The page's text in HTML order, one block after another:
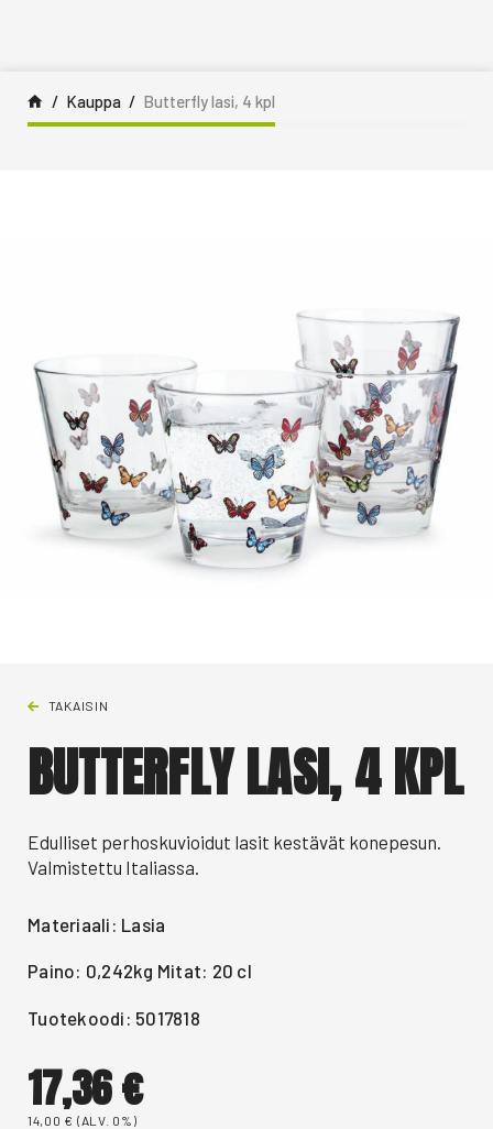
Kauppa Butterfly lasi, 4 kpl
TAKAISIN
BUTTERFLY LASI, 4 KPL
Edulliset perhoskuvioidut lasit kestävät konepesun.
Valmistettu Italiassa.
Materiaali: Lasia
Paino: 0,242kg Mitat: 20 cl
Tuotekoodi: 5017818
17,36€
14,00 € (ALV. 0%)